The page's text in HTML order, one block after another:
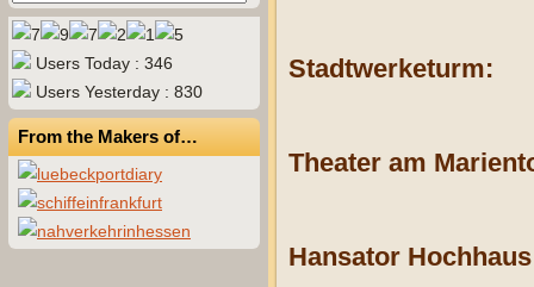
Users Today : 346
Users Yesterday : 830
From the Makers of…
Stadtwerketurm:
Theater am
Hansator